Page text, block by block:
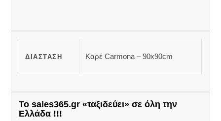
ΔΙΆΣΤΑΣΗ Καρέ Carmona – 90x90cm
Το sales365.gr «ταξιδεύει» σε όλη την
Ελλάδα !!!